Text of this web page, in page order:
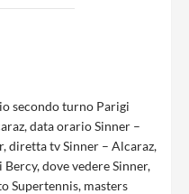
secondo turno Parigi
,data orario Sinner –
,diretta tv Sinner – Alcaraz,
Bercy,dove vedere Sinner,
Supertennis, masters